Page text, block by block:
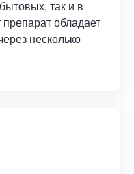
так и в
обладает
несколько